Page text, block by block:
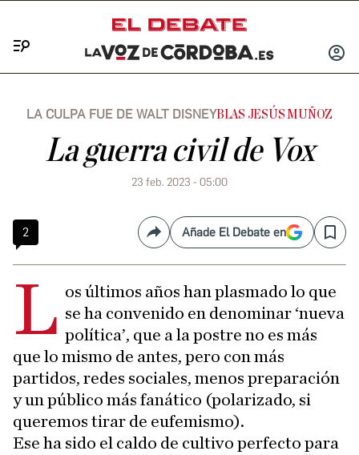
INICIAR
LA CULPA FUE DE WALT DISNEYBLAS JESÚS MUÑOZ
La guerra civil de Vox
23 feb. 2023 - 05:00
2 CompartirAñade El Debate en Save
L os últimos años han plasmado lo que
se ha convenido en denominar ‘nueva
política’, que a la postre no es más
que lo mismo de antes, pero con más
partidos, redes sociales, menos preparación
y un público más fanático (polarizado, si
queremos tirar de eufemismo).
Ese ha sido el caldo de cultivo perfecto para